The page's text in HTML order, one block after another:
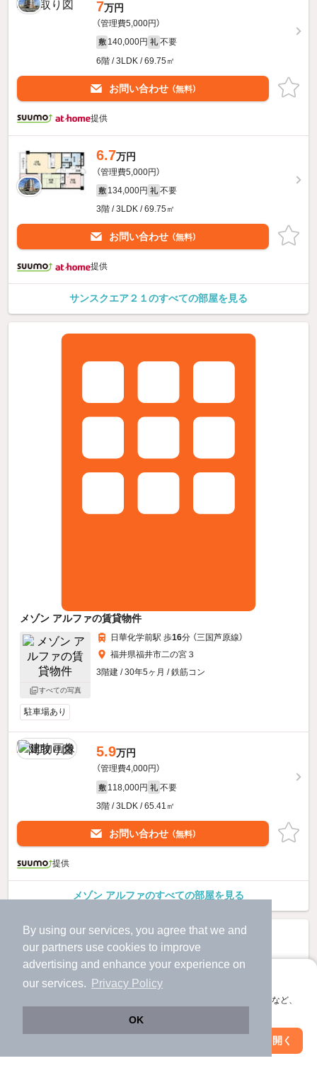
By using our services, you agree that we and
our partners use cookies to improve
advertising and enhance your experience on
our services.
Privacy Policy
OK
アプリに切り替えて、サクサクお部屋探し
会員登録なしですぐ使える。マップ検索やお気に入り保存など、
アプリを開く
7万円
（管理費5,000円）
敷 140,000円 礼 不要
6階 / 3LDK / 69.75㎡
お問い合わせ （無料）
提供
6.7万円
（管理費5,000円）
敷 134,000円 礼 不要
3階 / 3LDK / 69.75㎡
お問い合わせ （無料）
提供
サンスクエア２１のすべての部屋を見る
メゾン アルファの賃貸物件
すべての写真
日華化学前駅 歩16分 （三国芦原線）
福井県福井市二の宮３
3階建 / 30年5ヶ月 / 鉄筋コン
駐車場あり
5.9万円
（管理費4,000円）
敷 118,000円 礼 不要
3階 / 3LDK / 65.41㎡
お問い合わせ （無料）
提供
メゾン アルファのすべての部屋を見る
絞り込み条件を変更